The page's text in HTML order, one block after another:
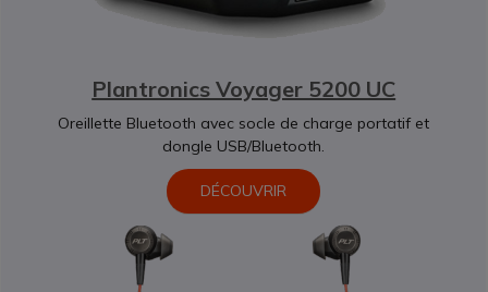
Plantronics Voyager 5200 UC
Oreillette Bluetooth avec socle de charge portatif et
dongle USB/Bluetooth.
DÉCOUVRIR